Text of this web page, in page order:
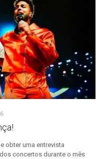
obter uma entrevista
concertos durante o mês